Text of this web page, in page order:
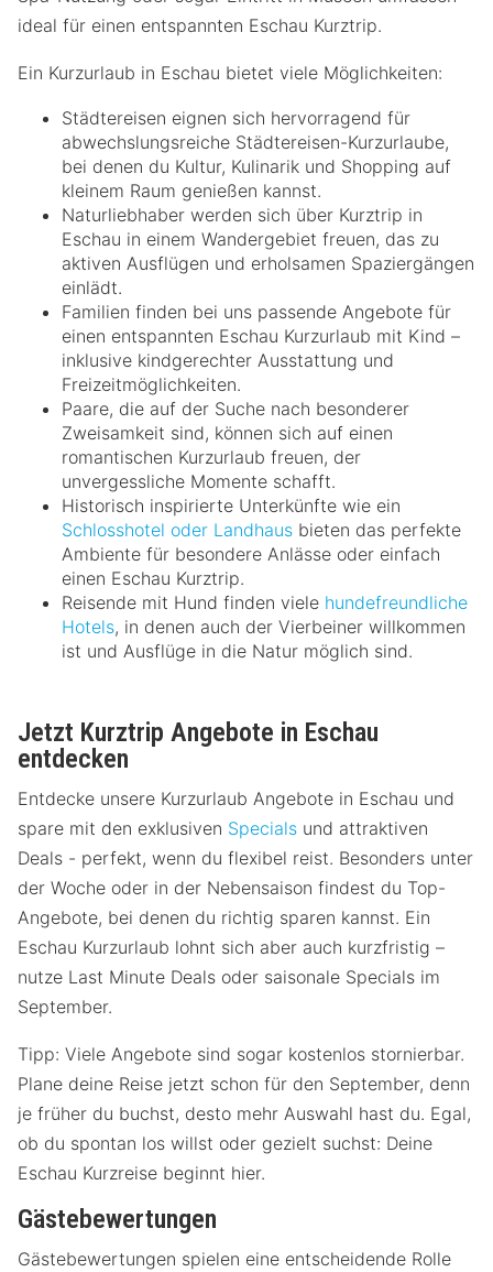
ideal für einen entspannten Eschau Kurztrip.
Ein Kurzurlaub in Eschau bietet viele Möglichkeiten:
Städtereisen eignen sich hervorragend für
abwechslungsreiche Städtereisen-Kurzurlaube,
bei denen du Kultur, Kulinarik und Shopping auf
kleinem Raum genießen kannst.
Naturliebhaber werden sich über Kurztrip in
Eschau in einem Wandergebiet freuen, das zu
aktiven Ausflügen und erholsamen Spaziergängen
einlädt.
Familien finden bei uns passende Angebote für
einen entspannten Eschau Kurzurlaub mit Kind –
inklusive kindgerechter Ausstattung und
Freizeitmöglichkeiten.
Paare, die auf der Suche nach besonderer
Zweisamkeit sind, können sich auf einen
romantischen Kurzurlaub freuen, der
unvergessliche Momente schafft.
Historisch inspirierte Unterkünfte wie ein
Schlosshotel oder Landhaus bieten das perfekte
Ambiente für besondere Anlässe oder einfach
einen Eschau Kurztrip.
Reisende mit Hund finden viele hundefreundliche
Hotels, in denen auch der Vierbeiner willkommen
ist und Ausflüge in die Natur möglich sind.
Jetzt Kurztrip Angebote in Eschau
entdecken
Entdecke unsere Kurzurlaub Angebote in Eschau und
spare mit den exklusiven Specials und attraktiven
Deals - perfekt, wenn du flexibel reist. Besonders unter
der Woche oder in der Nebensaison findest du Top-
Angebote, bei denen du richtig sparen kannst. Ein
Eschau Kurzurlaub lohnt sich aber auch kurzfristig –
nutze Last Minute Deals oder saisonale Specials im
September.
Tipp: Viele Angebote sind sogar kostenlos stornierbar.
Plane deine Reise jetzt schon für den September, denn
je früher du buchst, desto mehr Auswahl hast du. Egal,
ob du spontan los willst oder gezielt suchst: Deine
Eschau Kurzreise beginnt hier.
Gästebewertungen
Gästebewertungen spielen eine entscheidende Rolle